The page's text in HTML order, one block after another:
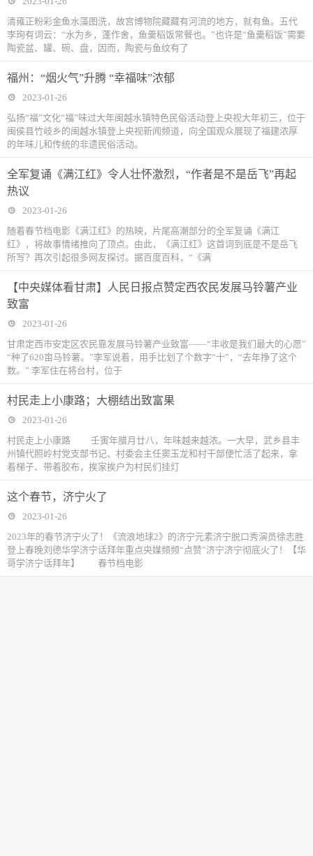
清雍正粉彩金鱼水藻图洗，故宫博物院藏藏有河流的地方，就有鱼。五代
李珣有词云：“水为乡，蓬作舍，鱼羹稻饭常餐也。”也许是“鱼羹稻饭”需要
陶瓷盆、罐、碗、盘，因而，陶瓷与鱼纹有了
福州：“烟火气”升腾 “幸福味”浓郁
2023-01-26
弘扬“福”文化“福”味过大年闽越水镇特色民俗活动登上央视大年初三，位于
闽侯县竹岐乡的闽越水镇登上央视新闻频道，向全国观众展现了福建浓厚
的年味儿和传统的非遗民俗活动。
全军复诵《满江红》令人壮怀激烈，“作者是不是岳飞”再起
热议
2023-01-26
随着春节档电影《满江红》的热映，片尾高潮部分的全军复诵《满江
红》，将故事情绪推向了顶点。由此，《满江红》这首词到底是不是岳飞
所写？再次引起很多网友探讨。据百度百科，“《满
【中央媒体看甘肃】人民日报点赞定西农民发展马铃薯产业
致富
2023-01-26
甘肃定西市安定区农民靠发展马铃薯产业致富——“丰收是我们最大的心愿”
“种了620亩马铃薯。”李军说着，用手比划了个数字“十”，“去年挣了这个
数。” 李军住在将台村，位于
村民走上小康路；大棚结出致富果
2023-01-26
村民走上小康路 壬寅年腊月廿八，年味越来越浓。一大早，武乡县丰
州镇代照岭村党支部书记、村委会主任窦玉龙和村干部便忙活了起来，拿
着梯子、带着胶布，挨家挨户为村民们挂灯
这个春节，济宁火了
2023-01-26
2023年的春节济宁火了！《流浪地球2》的济宁元素济宁脱口秀演员徐志胜
登上春晚刘德华学济宁话拜年重点央媒频频“点赞”济宁济宁彻底火了！【华
哥学济宁话拜年】 春节档电影